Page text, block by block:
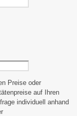
Preise oder
auf Ihren
individuell anhand